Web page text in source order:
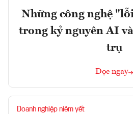
Những công nghệ
trong kỷ nguyên AI
trụ
Đọc ngay
Doanh nghiệp niêm yết